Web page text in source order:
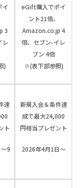
イ
3
レ
)
eGift購入でポイ
ント21倍、
Amazon.co.jp 4
倍、セブン-イレ
ブン 4倍
※(表下部参照)
達
ト
9
新規入会＆条件達
成で最大24,000
円相当プレゼント
2026年4月1日～